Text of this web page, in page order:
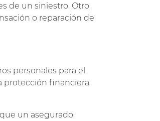
de un siniestro. Otro
o reparación de
personales para el
protección financiera
un asegurado